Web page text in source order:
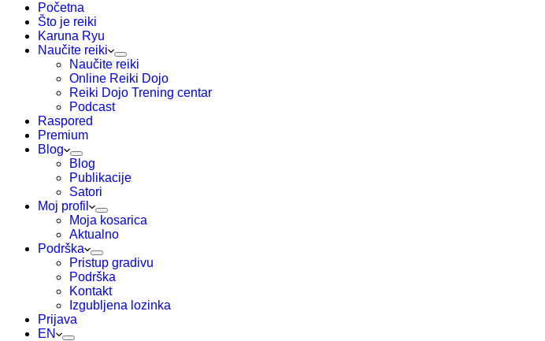
podrška
prilagodba
količina
Početna
Što je reiki
Karuna Ryu
Naučite reiki
Naučite reiki
Online Reiki Dojo
Reiki Dojo Trening centar
Podcast
Raspored
Premium
Blog
Blog
Publikacije
Satori
Moj profil
Moja kosarica
Aktualno
Podrška
Pristup gradivu
Podrška
Kontakt
Izgubljena lozinka
Prijava
EN